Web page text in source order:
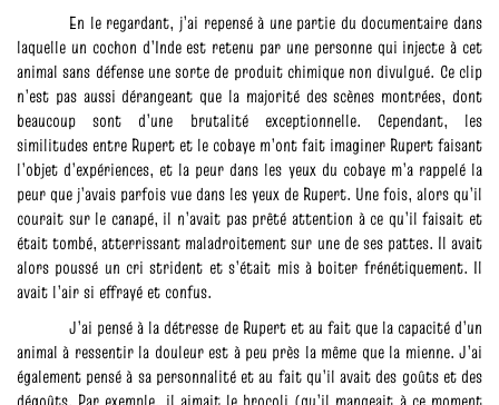
En le regardant, j’ai repensé à une partie du documentaire dans
laquelle un cochon d’Inde est retenu par une personne qui injecte à cet
animal sans défense une sorte de produit chimique non divulgué. Ce clip
n’est pas aussi dérangeant que la majorité des scènes montrées, dont
beaucoup sont d’une brutalité exceptionnelle. Cependant, les
similitudes entre Rupert et le cobaye m’ont fait imaginer Rupert faisant
l’objet d’expériences, et la peur dans les yeux du cobaye m’a rappelé la
peur que j’avais parfois vue dans les yeux de Rupert. Une fois, alors qu’il
courait sur le canapé, il n’avait pas prêté attention à ce qu’il faisait et
était tombé, atterrissant maladroitement sur une de ses pattes. Il avait
alors poussé un cri strident et s’était mis à boiter frénétiquement. Il
avait l’air si effrayé et confus.
J’ai pensé à la détresse de Rupert et au fait que la capacité d’un
animal à ressentir la douleur est à peu près la même que la mienne. J’ai
également pensé à sa personnalité et au fait qu’il avait des goûts et des